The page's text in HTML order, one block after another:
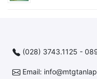
(028) 3743.1125 -
Email: